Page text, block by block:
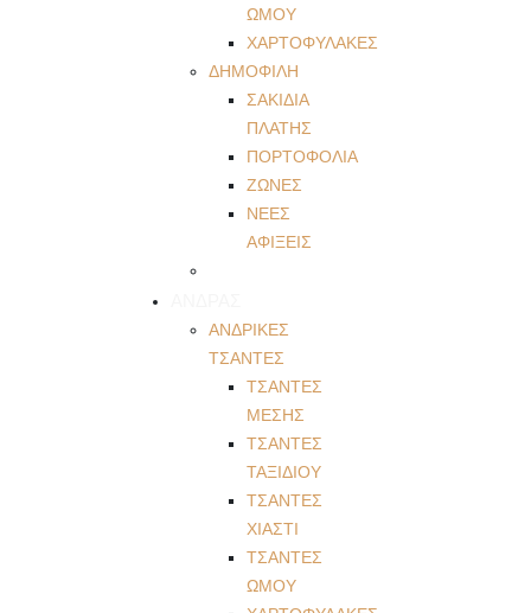
ΩΜΟΥ
ΧΑΡΤΟΦΥΛΑΚΕΣ
ΔΗΜΟΦΙΛΗ
ΣΑΚΙΔΙΑ
ΠΛΑΤΗΣ
ΠΟΡΤΟΦΟΛΙΑ
ΖΩΝΕΣ
ΝΕΕΣ
ΑΦΙΞΕΙΣ
ΑΝΔΡΙΚΕΣ
ΤΣΑΝΤΕΣ
ΤΣΑΝΤΕΣ
ΜΕΣΗΣ
ΤΣΑΝΤΕΣ
ΤΑΞΙΔΙΟΥ
ΤΣΑΝΤΕΣ
ΧΙΑΣΤΙ
ΤΣΑΝΤΕΣ
ΩΜΟΥ